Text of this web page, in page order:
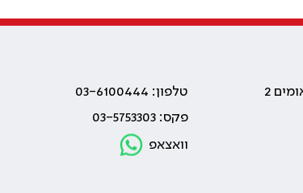
טלפון: 03-6100444
פקס: 03-5753303
וואצאפ